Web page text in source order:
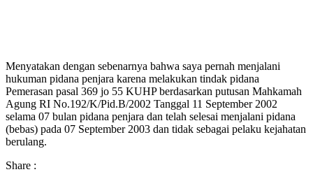
Menyatakan dengan sebenarnya bahwa saya pernah menjalani
hukuman pidana penjara karena melakukan tindak pidana
Pemerasan pasal 369 jo 55 KUHP berdasarkan putusan Mahkamah
Agung RI No.192/K/Pid.B/2002 Tanggal 11 September 2002
selama 07 bulan pidana penjara dan telah selesai menjalani pidana
(bebas) pada 07 September 2003 dan tidak sebagai pelaku kejahatan
berulang.
Share :